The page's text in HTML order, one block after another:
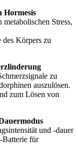
Hormesis
Stress,
des Körpers zu
zu
auszulösen.
zum Lösen von
und -dauer
Batterie für